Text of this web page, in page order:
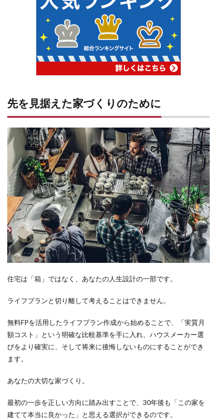
先を見据えた家づくりのために
住宅は「箱」ではなく、あなたの人生設計の一部です。
ライフプランと切り離して考えることはできません。
無料FPを活用したライフプラン作成から始めることで、「実質月
額コスト」という明確な比較基準を手に入れ、ハウスメーカー選
びをより確実に、そして将来に後悔しないものにすることができ
ます。
あなたの大切な家づくり。
最初の一歩を正しい方向に踏み出すことで、 30年後も「この家を
建てて本当に良かった」と思える選択ができるのです。